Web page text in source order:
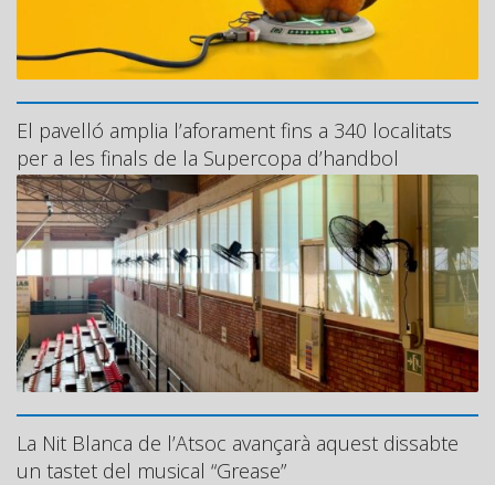
El pavelló amplia l’aforament fins a 340 localitats
per a les finals de la Supercopa d’handbol
La Nit Blanca de l’Atsoc avançarà aquest dissabte
un tastet del musical “Grease”